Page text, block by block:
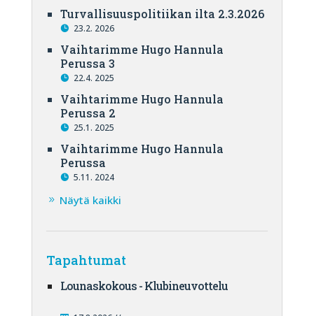
Turvallisuuspolitiikan ilta 2.3.2026
23.2. 2026
Vaihtarimme Hugo Hannula
Perussa 3
22.4. 2025
Vaihtarimme Hugo Hannula
Perussa 2
25.1. 2025
Vaihtarimme Hugo Hannula
Perussa
5.11. 2024
Näytä kaikki
Tapahtumat
Lounaskokous - Klubineuvottelu